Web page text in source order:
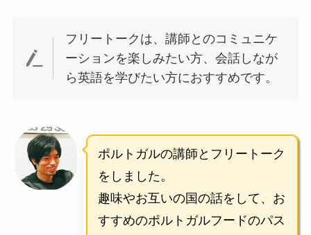
フリートークは、講師とのコミュニケ
ーションを楽しみたい方、会話しなが
ら英語を学びたい方におすすめです。
ポルトガルの講師とフリートーク
をしました。
趣味やお互いの国の話をして、お
すすめのポルトガルフードのパス